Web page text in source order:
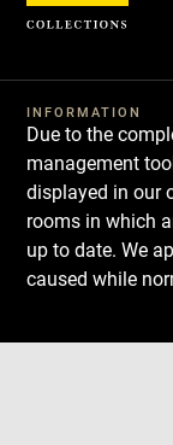
INFORMATION
Due to the
management
displayed in our
rooms in which
up to date. We
caused while
Download
Next
Previous
Cookies